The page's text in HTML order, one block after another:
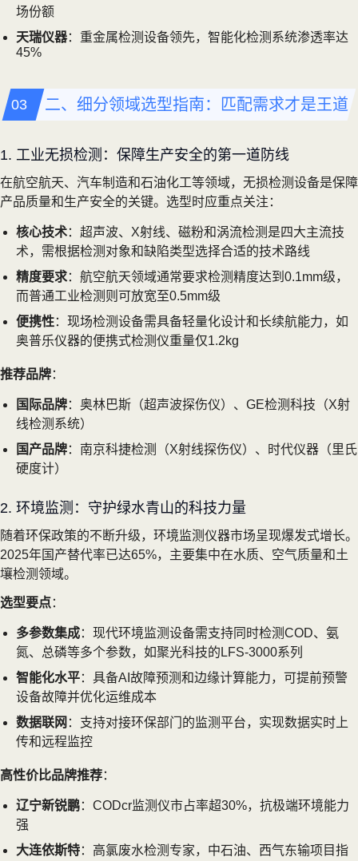
场份额
天瑞仪器：重金属检测设备领先，智能化检测系统渗透率达
45%
二、细分领域选型指南：匹配需求才是王道
1. 工业无损检测：保障生产安全的第一道防线
在航空航天、汽车制造和石油化工等领域，无损检测设备是保障
产品质量和生产安全的关键。选型时应重点关注：
核心技术：超声波、X射线、磁粉和涡流检测是四大主流技
术，需根据检测对象和缺陷类型选择合适的技术路线
精度要求：航空航天领域通常要求检测精度达到0.1mm级，
而普通工业检测则可放宽至0.5mm级
便携性：现场检测设备需具备轻量化设计和长续航能力，如
奥普乐仪器的便携式检测仪重量仅1.2kg
推荐品牌：
国际品牌：奥林巴斯（超声波探伤仪）、GE检测科技（X射
线检测系统）
国产品牌：南京科捷检测（X射线探伤仪）、时代仪器（里氏
硬度计）
2. 环境监测：守护绿水青山的科技力量
随着环保政策的不断升级，环境监测仪器市场呈现爆发式增长。
2025年国产替代率已达65%，主要集中在水质、空气质量和土
壤检测领域。
选型要点：
多参数集成：现代环境监测设备需支持同时检测COD、氨
氮、总磷等多个参数，如聚光科技的LFS-3000系列
智能化水平：具备AI故障预测和边缘计算能力，可提前预警
设备故障并优化运维成本
数据联网 ：支持对接环保部门的监测平台，实现数据实时上
传和远程监控
高性价比品牌推荐：
辽宁新锐鹏：CODcr监测仪市占率超30%，抗极端环境能力
强
大连依斯特：高氯废水检测专家，中石油、西气东输项目指